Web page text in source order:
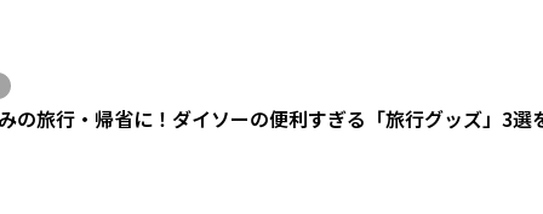
の旅行・帰省に！ダイソーの便利すぎる「旅行グッズ」3選